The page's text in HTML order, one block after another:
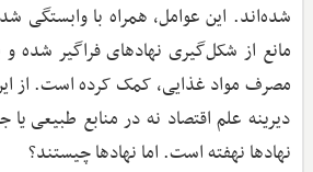
شده‌اند. این عوامل، همراه با وابستگی
مانع از شکل‌گیری نهادهای فراگیر شده
مصرف مواد غذایی، کمک کرده است. از
دیرینه علم اقتصاد نه در منابع طبیعی یا
نهادها نهفته است. اما نهادها چیستند؟